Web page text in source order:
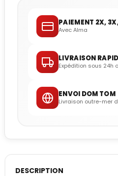
PAIEMENT 2X,
Avec Alma
LIVRAISON
Expédition sous 24h
ENVOI DOM TOM
Livraison outre-mer
DESCRIPTION